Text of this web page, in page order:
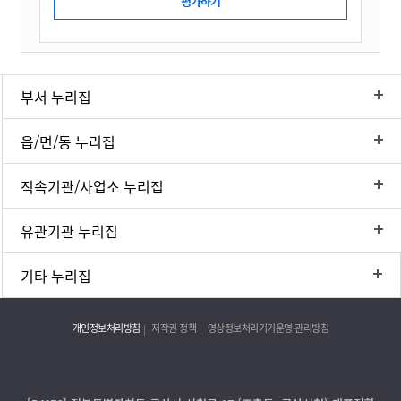
부서 누리집
읍/면/동 누리집
직속기관/사업소 누리집
유관기관 누리집
기타 누리집
개인정보처리방침 저작권 정책 영상정보처리기기운영·관리방침